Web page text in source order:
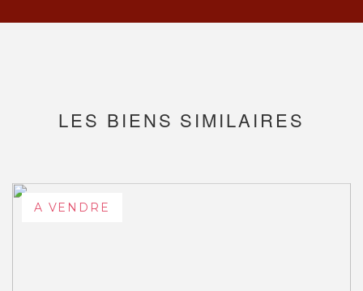
LES BIENS SIMILAIRES
A VENDRE